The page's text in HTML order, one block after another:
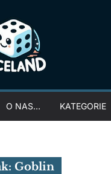
O NAS… KATEGORIE
Goblin